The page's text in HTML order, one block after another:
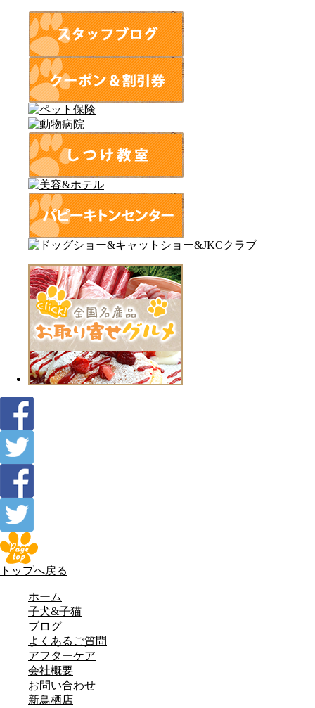
トップへ戻る
ホーム
子犬&子猫
ブログ
よくあるご質問
アフターケア
会社概要
お問い合わせ
新鳥栖店